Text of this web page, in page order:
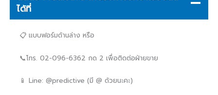
ได้ที่
📋 แบบฟอร์มด้านล่าง หรือ
📞โทร. 02-096-6362 กด 2 เพื่อติดต่อฝ่ายขาย
📱 Line: @predictive (มี @ ด้วยนะคะ)